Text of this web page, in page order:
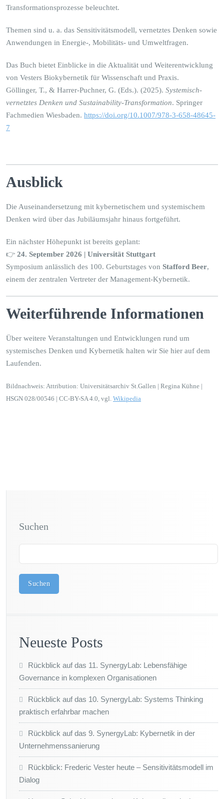
Transformationsprozesse beleuchtet.
Themen sind u. a. das Sensitivitätsmodell, vernetztes Denken sowie
Anwendungen in Energie-, Mobilitäts- und Umweltfragen.
Das Buch bietet Einblicke in die Aktualität und Weiterentwicklung
von Vesters Biokybernetik für Wissenschaft und Praxis.
Göllinger, T., & Harrer-Puchner, G. (Eds.). (2025). Systemisch-
vernetztes Denken und Sustainability-Transformation. Springer
Fachmedien Wiesbaden. https://doi.org/10.1007/978-3-658-48645-
7
Ausblick
Die Auseinandersetzung mit kybernetischem und systemischem
Denken wird über das Jubiläumsjahr hinaus fortgeführt.
Ein nächster Höhepunkt ist bereits geplant:
👉 24. September 2026 | Universität Stuttgart
Symposium anlässlich des 100. Geburtstages von Stafford Beer,
einem der zentralen Vertreter der Management-Kybernetik.
Weiterführende Informationen
Über weitere Veranstaltungen und Entwicklungen rund um
systemisches Denken und Kybernetik halten wir Sie hier auf dem
Laufenden.
Bildnachweis: Attribution: Universitätsarchiv St.Gallen | Regina Kühne |
HSGN 028/00546 | CC-BY-SA 4.0, vgl. Wikipedia
Suchen
Suchen
Neueste Posts
Rückblick auf das 11. SynergyLab: Lebensfähige
Governance in komplexen Organisationen
Rückblick auf das 10. SynergyLab: Systems Thinking
praktisch erfahrbar machen
Rückblick auf das 9. SynergyLab: Kybernetik in der
Unternehmenssanierung
Rückblick: Frederic Vester heute – Sensitivitätsmodell im
Dialog